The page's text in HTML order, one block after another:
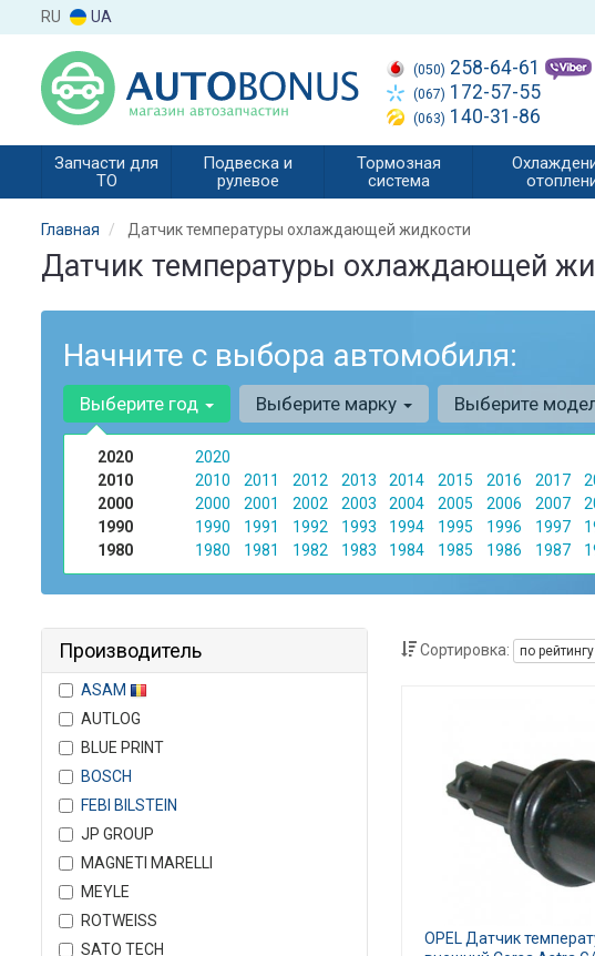
RU UA
(050) 258-64-61
(067) 172-57-55
(063) 140-31-86
Запчасти для
ТО
Подвеска и
рулевое
Тормозная
система
Главная Датчик температуры охлаждающей жидкости
Датчик температуры охлаждающей
Начните с выбора автомобиля:
Выберите год
2020
2020
2010
2010 2011 2012 2013 2014 2015 2016 2017
2000
2000 2001 2002 2003 2004 2005 2006 2007
1990
1990 1991 1992 1993 1994 1995 1996 1997
1980
1980 1981 1982 1983 1984 1985 1986 1987
Выберите марку Выберите
Производитель
ASAM
AUTLOG
BLUE PRINT
BOSCH
FEBI BILSTEIN
JP GROUP
MAGNETI MARELLI
MEYLE
ROTWEISS
SATO TECH
Сортировка: по рейтингу
OPEL Датчик